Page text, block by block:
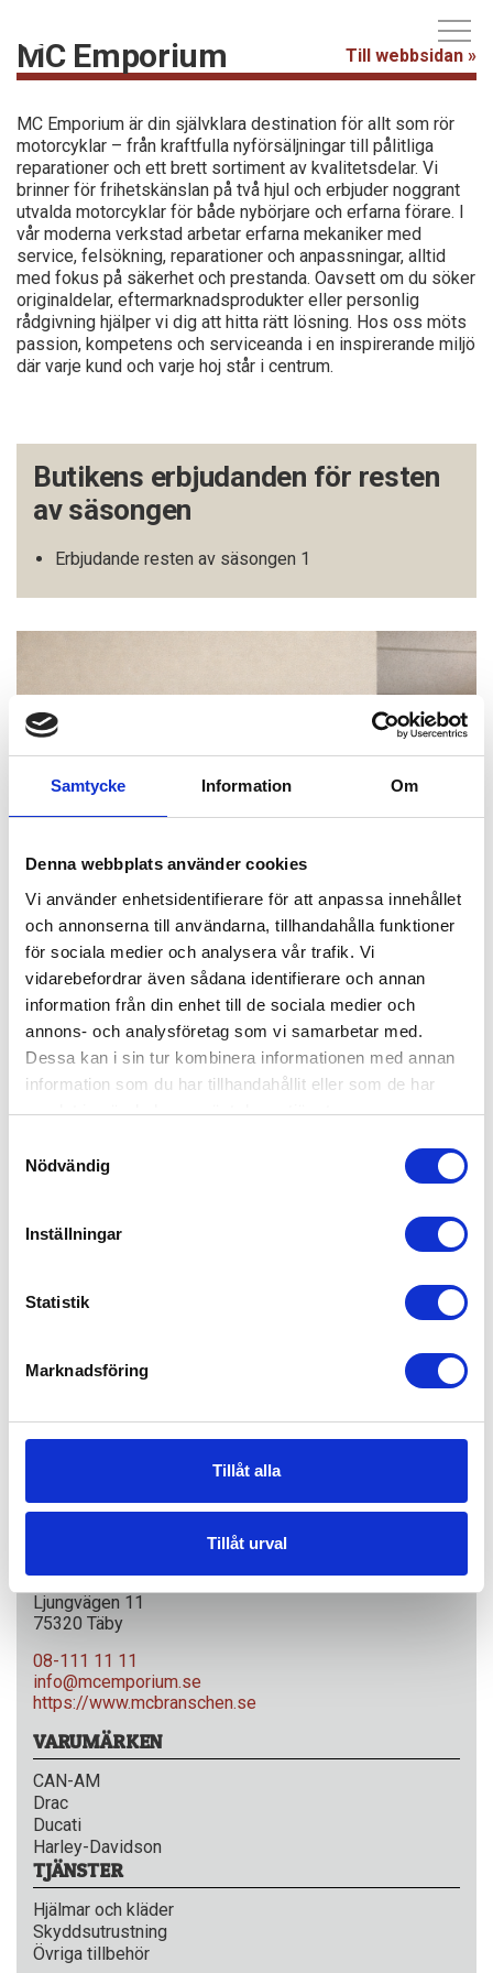
Samtycke Information Om
Denna webbplats använder cookies
Vi använder enhetsidentifierare för att anpassa innehållet
och annonserna till användarna, tillhandahålla funktioner
för sociala medier och analysera vår trafik. Vi
vidarebefordrar även sådana identifierare och annan
information från din enhet till de sociala medier och
annons- och analysföretag som vi samarbetar med.
Dessa kan i sin tur kombinera informationen med annan
information som du har tillhandahållit eller som de har
samlat in när du har använt deras tjänster.
Nödvändig
Inställningar
Statistik
Marknadsföring
Tillåt alla
Tillåt urval
MC Emporium Till webbsidan »
MC Emporium är din självklara destination för allt som rör
motorcyklar – från kraftfulla nyförsäljningar till pålitliga
reparationer och ett brett sortiment av kvalitetsdelar. Vi
brinner för frihetskänslan på två hjul och erbjuder noggrant
utvalda motorcyklar för både nybörjare och erfarna förare. I
vår moderna verkstad arbetar erfarna mekaniker med
service, felsökning, reparationer och anpassningar, alltid
med fokus på säkerhet och prestanda. Oavsett om du söker
originaldelar, eftermarknadsprodukter eller personlig
rådgivning hjälper vi dig att hitta rätt lösning. Hos oss möts
passion, kompetens och serviceanda i en inspirerande miljö
där varje kund och varje hoj står i centrum.
Butikens erbjudanden för resten
av säsongen
Erbjudande resten av säsongen 1
Anders MC Emporium
Ljungvägen 11
75320 Täby
08-111 11 11
info@mcemporium.se
https://www.mcbranschen.se
VARUMÄRKEN
CAN-AM
Drac
Ducati
Harley-Davidson
TJÄNSTER
Hjälmar och kläder
Skyddsutrustning
Övriga tillbehör